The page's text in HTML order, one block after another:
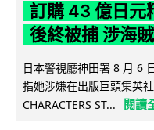
訂購 43 億日元
後終被捕 涉海
日本警視廳神田署 8 月 6
指她涉嫌在出版巨頭集英
CHARACTERS ST...
閱讀